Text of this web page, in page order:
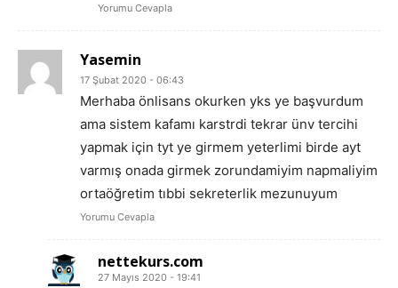
Yorumu Cevapla
Yasemin
17 Şubat 2020 - 06:43
Merhaba önlisans okurken yks ye başvurdum
ama sistem kafamı karstrdi tekrar ünv tercihi
yapmak için tyt ye girmem yeterlimi birde ayt
varmış onada girmek zorundamiyim napmaliyim
ortaöğretim tıbbi sekreterlik mezunuyum
Yorumu Cevapla
nettekurs.com
27 Mayıs 2020 - 19:41